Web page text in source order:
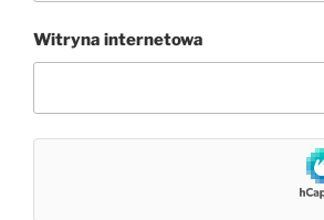
Witryna internetowa